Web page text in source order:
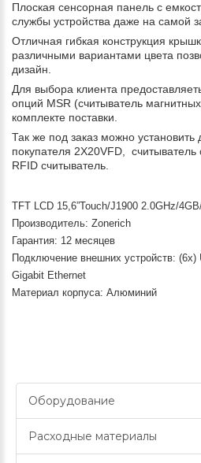
Плоская сенсорная панель с
службы устройства даже на самой
Отличная гибкая конструкция
различными вариантами цвета
дизайн.
Для выбора клиента
опций MSR (считыватель
комплекте поставки.
Так же под заказ можно
покупателя 2X20VFD, считыватель
RFID считыватель.
TFT LCD 15,6”Touch/J1900 2.0GHz/
Производитель: Zonerich
Гарантия: 12 месяцев
Подключение внешних устройств:
Gigabit Ethernet
Материал корпуса: Алюминий
Оборудование
Расходные материалы